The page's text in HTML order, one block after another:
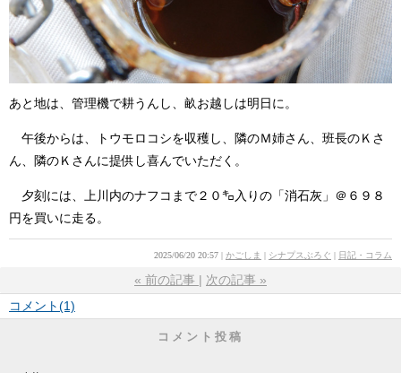
あと地は、管理機で耕うんし、畝お越しは明日に。
午後からは、トウモロコシを収穫し、隣のＭ姉さん、班長のＫさ
ん、隣のＫさんに提供し喜んでいただく。
夕刻には、上川内のナフコまで２０㌔入りの「消石灰」＠６９８
円を買いに走る。
2025/06/20 20:57 かごしま シナプスぶろぐ 日記・コラム
« 前の記事 次の記事 »
コメント(1)
コメント投稿